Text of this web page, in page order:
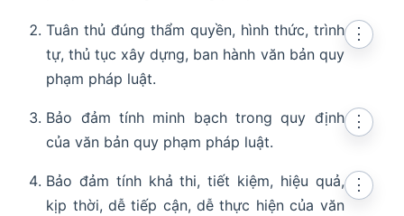
Tuân thủ đúng thẩm quyền, hình thức, trình
tự, thủ tục xây dựng, ban hành văn bản quy
phạm pháp luật.
⋮
Bảo đảm tính minh bạch trong quy định
của văn bản quy phạm pháp luật.
⋮
Bảo đảm tính khả thi, tiết kiệm, hiệu quả,
kịp thời, dễ tiếp cận, dễ thực hiện của văn
⋮